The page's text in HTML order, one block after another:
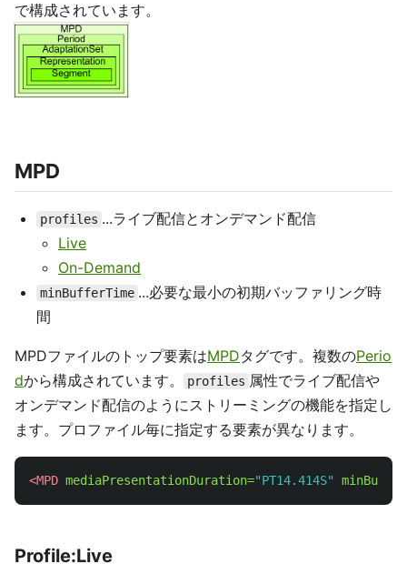
で構成されています。
MPD
profiles ...ライブ配信とオンデマンド配信
Live
On-Demand
minBufferTime ...必要な最小の初期バッファリング時
間
MPDファイルのトップ要素はMPDタグです。複数のPerio
dから構成されています。 profiles 属性でライブ配信や
オンデマンド配信のようにストリーミングの機能を指定し
ます。プロファイル毎に指定する要素が異なります。
<MPD mediaPresentationDuration="PT14.414S"
Profile:Live